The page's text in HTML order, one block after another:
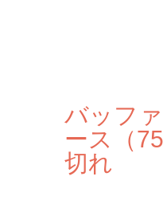
バッフ
ース（
切れ